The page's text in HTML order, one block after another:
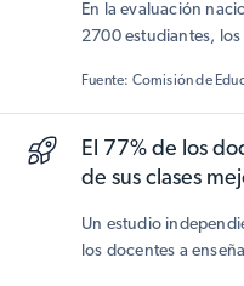
En la evaluación
2700 estudiantes,
20% más de
aprendizaje
demuestra que
validado por la
Fuente: Comisión de
El 77% de los
de sus clases
Un estudio
los docentes a